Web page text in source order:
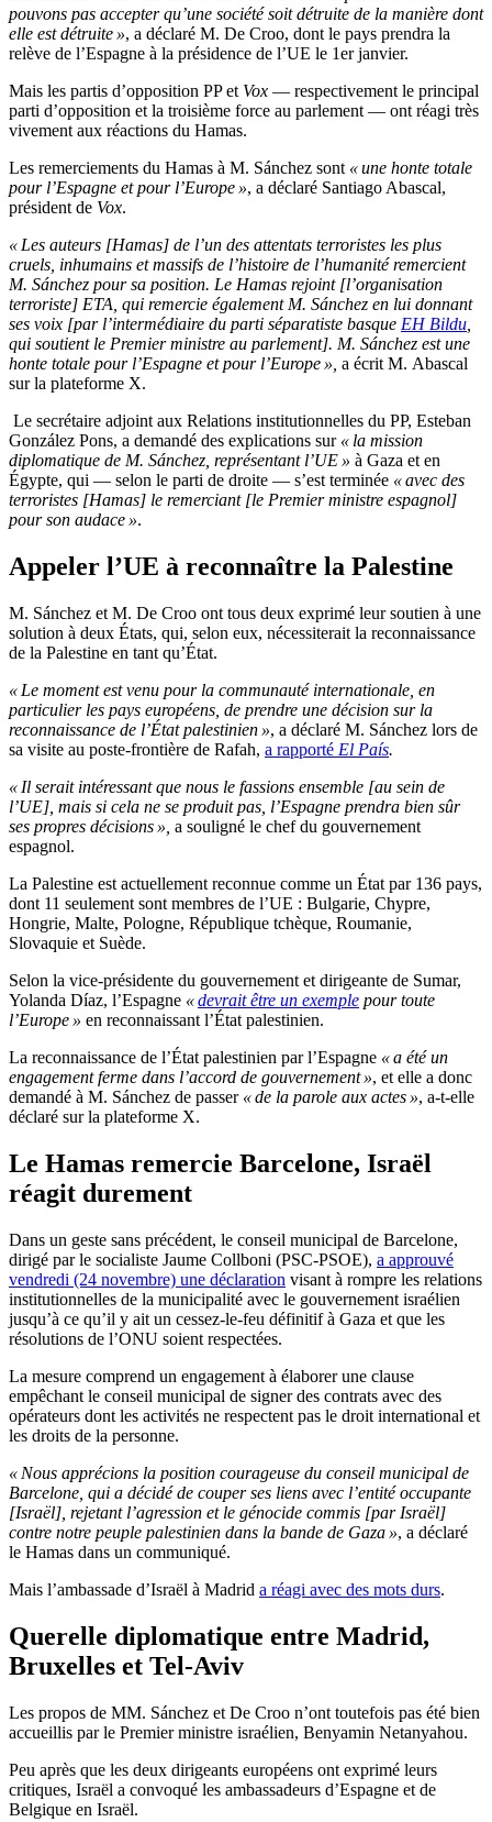
pouvons pas accepter qu’une société soit détruite de la manière dont
elle est détruite », a déclaré M. De Croo, dont le pays prendra la
relève de l’Espagne à la présidence de l’UE le 1er janvier.
Mais les partis d’opposition PP et Vox — respectivement le principal
parti d’opposition et la troisième force au parlement — ont réagi très
vivement aux réactions du Hamas.
Les remerciements du Hamas à M. Sánchez sont « une honte totale
pour l’Espagne et pour l’Europe », a déclaré Santiago Abascal,
président de Vox.
« Les auteurs [Hamas] de l’un des attentats terroristes les plus
cruels, inhumains et massifs de l’histoire de l’humanité remercient
M. Sánchez pour sa position. Le Hamas rejoint [l’organisation
terroriste] ETA, qui remercie également M. Sánchez en lui donnant
ses voix [par l’intermédiaire du parti séparatiste basque EH Bildu
qui soutient le Premier ministre au parlement]. M. Sánchez est une
honte totale pour l’Espagne et pour l’Europe », a écrit M. Abascal
sur la plateforme X.
Le secrétaire adjoint aux Relations institutionnelles du PP, Esteban
González Pons, a demandé des explications sur « la mission
diplomatique de M. Sánchez, représentant l’UE » à Gaza et en
Égypte, qui — selon le parti de droite — s’est terminée « avec des
terroristes [Hamas] le remerciant [le Premier ministre espagnol]
pour son audace ».
Appeler l’UE à reconnaître la Palestine
M. Sánchez et M. De Croo ont tous deux exprimé leur soutien à une
solution à deux États, qui, selon eux, nécessiterait la reconnaissance
de la Palestine en tant qu’État.
« Le moment est venu pour la communauté internationale, en
particulier les pays européens, de prendre une décision sur la
reconnaissance de l’État palestinien », a déclaré M. Sánchez lors de
sa visite au poste-frontière de Rafah, a rapporté El País.
« Il serait intéressant que nous le fassions ensemble [au sein de
l’UE], mais si cela ne se produit pas, l’Espagne prendra bien sûr
ses propres décisions », a souligné le chef du gouvernement
espagnol.
La Palestine est actuellement reconnue comme un État par 136 pays,
dont 11 seulement sont membres de l’UE : Bulgarie, Chypre,
Hongrie, Malte, Pologne, République tchèque, Roumanie,
Slovaquie et Suède.
Selon la vice-présidente du gouvernement et dirigeante de Sumar,
Yolanda Díaz, l’Espagne «devrait être un exemple pour toute
l’Europe » en reconnaissant l’État palestinien.
La reconnaissance de l’État palestinien par l’Espagne « a été un
engagement ferme dans l’accord de gouvernement », et elle a donc
demandé à M. Sánchez de passer « de la parole aux actes », a-t-elle
déclaré sur la plateforme X.
Le Hamas remercie Barcelone, Israël
réagit durement
Dans un geste sans précédent, le conseil municipal de Barcelone,
dirigé par le socialiste Jaume Collboni (PSC-PSOE), a approuvé
vendredi (24 novembre) une déclaration visant à rompre les relations
institutionnelles de la municipalité avec le gouvernement israélien
jusqu’à ce qu’il y ait un cessez-le-feu définitif à Gaza et que les
résolutions de l’ONU soient respectées.
La mesure comprend un engagement à élaborer une clause
empêchant le conseil municipal de signer des contrats avec des
opérateurs dont les activités ne respectent pas le droit international et
les droits de la personne.
« Nous apprécions la position courageuse du conseil municipal de
Barcelone, qui a décidé de couper ses liens avec l’entité occupante
[Israël], rejetant l’agression et le génocide commis [par Israël]
contre notre peuple palestinien dans la bande de Gaza », a déclaré
le Hamas dans un communiqué.
Mais l’ambassade d’Israël à Madrid a réagi avec des mots durs.
Querelle diplomatique entre Madrid,
Bruxelles et Tel-Aviv
Les propos de MM. Sánchez et De Croo n’ont toutefois pas été bien
accueillis par le Premier ministre israélien, Benyamin Netanyahou.
Peu après que les deux dirigeants européens ont exprimé leurs
critiques, Israël a convoqué les ambassadeurs d’Espagne et de
Belgique en Israël.